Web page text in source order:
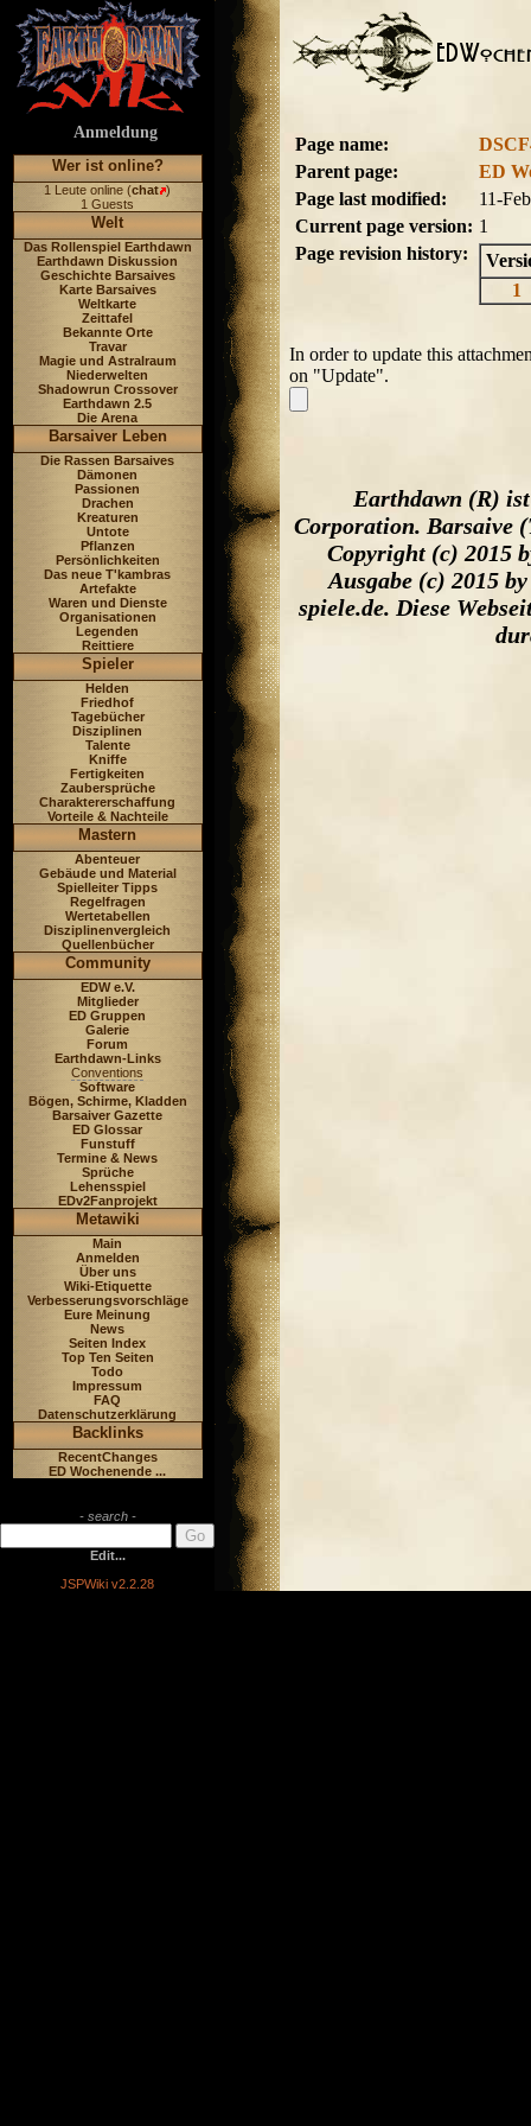
Anmeldung
Wer ist online?
1 Leute online (chat )
1 Guests
Welt
Das Rollenspiel Earthdawn
Earthdawn Diskussion
Geschichte Barsaives
Karte Barsaives
Weltkarte
Zeittafel
Bekannte Orte
Travar
Magie und Astralraum
Niederwelten
Shadowrun Crossover
Earthdawn 2.5
Die Arena
Barsaiver Leben
Die Rassen Barsaives
Dämonen
Passionen
Drachen
Kreaturen
Untote
Pflanzen
Persönlichkeiten
Das neue T'kambras
Artefakte
Waren und Dienste
Organisationen
Legenden
Reittiere
Spieler
Helden
Friedhof
Tagebücher
Disziplinen
Talente
Kniffe
Fertigkeiten
Zaubersprüche
Charaktererschaffung
Vorteile & Nachteile
Mastern
Abenteuer
Gebäude und Material
Spielleiter Tipps
Regelfragen
Wertetabellen
Disziplinenvergleich
Quellenbücher
Community
EDW e.V.
Mitglieder
ED Gruppen
Galerie
Forum
Earthdawn-Links
Conventions
Software
Bögen, Schirme, Kladden
Barsaiver Gazette
ED Glossar
Funstuff
Termine & News
Sprüche
Lehensspiel
EDv2Fanprojekt
Metawiki
Main
Anmelden
Über uns
Wiki-Etiquette
Verbesserungsvorschläge
Eure Meinung
News
Seiten Index
Top Ten Seiten
Todo
Impressum
FAQ
Datenschutzerklärung
Backlinks
RecentChanges
ED Wochenende ...
- search -
Edit...
JSPWiki v2.2.28
Page name:
Parent page:
ED
Page last modified:
11-
Current page version: 1
Page revision history:
1
In order to update this
on "Update".
Earthdawn (R)
Corporation. Barsaive
Copyright (c) 2015
Ausgabe (c) 2015
spiele.de. Diese